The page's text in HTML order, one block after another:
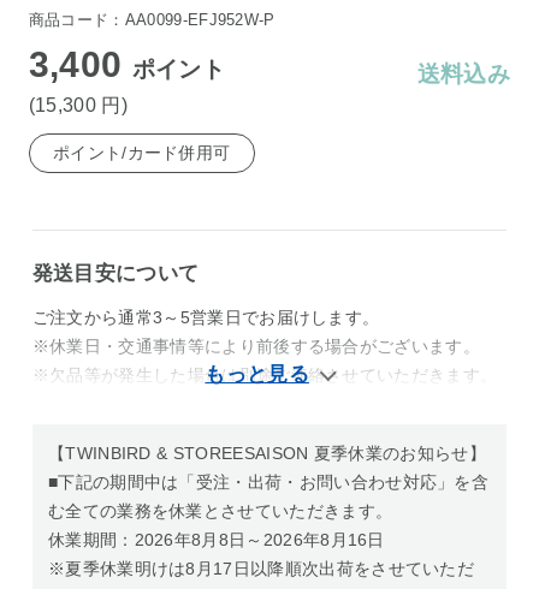
商品コード：AA0099-EFJ952W-P
3,400 ポイント
(15,300 円 )
送料込み
ポイント/カード併用可
発送目安について
ご注文から通常3～5営業日でお届けします。
※休業日・交通事情等により前後する場合がございます。
※欠品等が発生した場合は別途ご連絡させていただきます。
【TWINBIRD & STOREESAISON 夏季休業のお知らせ】
■下記の期間中は「受注・出荷・お問い合わせ対応」を含
む全ての業務を休業とさせていただきます。
休業期間：2026年8月8日～2026年8月16日
※夏季休業明けは8月17日以降順次出荷をさせていただ